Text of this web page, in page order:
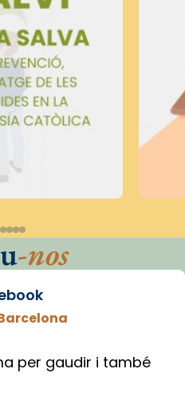
-nos
per gaudir i també